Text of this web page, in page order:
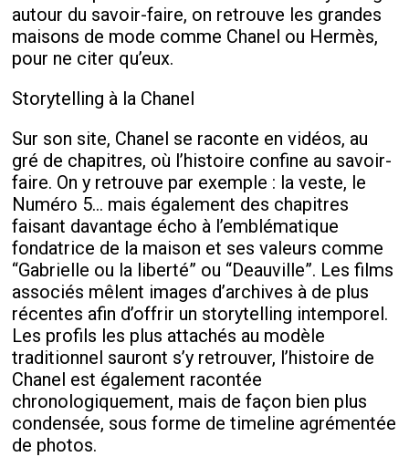
autour du savoir-faire, on retrouve les grandes
maisons de mode comme Chanel ou Hermès,
pour ne citer qu’eux.
Storytelling à la Chanel
Sur son site, Chanel se raconte en vidéos, au
gré de chapitres, où l’histoire confine au savoir-
faire. On y retrouve par exemple : la veste, le
Numéro 5… mais également des chapitres
faisant davantage écho à l’emblématique
fondatrice de la maison et ses valeurs comme
“Gabrielle ou la liberté” ou “Deauville”. Les films
associés mêlent images d’archives à de plus
récentes afin d’offrir un storytelling intemporel.
Les profils les plus attachés au modèle
traditionnel sauront s’y retrouver, l’histoire de
Chanel est également racontée
chronologiquement, mais de façon bien plus
condensée, sous forme de timeline agrémentée
de photos.